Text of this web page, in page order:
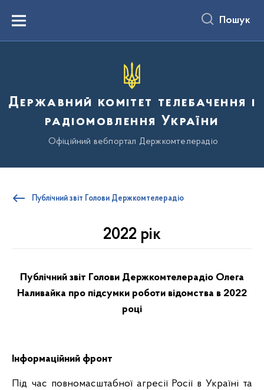
вмістуMenu Пошук
Державний комітет телебачення і
радіомовлення України
Офіційний вебпортал Держкомтелерадіо
Публічний звіт Голови Держкомтелерадіо
2022 рік
Публічний звіт Голови Держкомтелерадіо Олега
Наливайка про підсумки роботи відомства в 2022
році
Інформаційний фронт
Під час повномасштабної агресії Росії в Україні та